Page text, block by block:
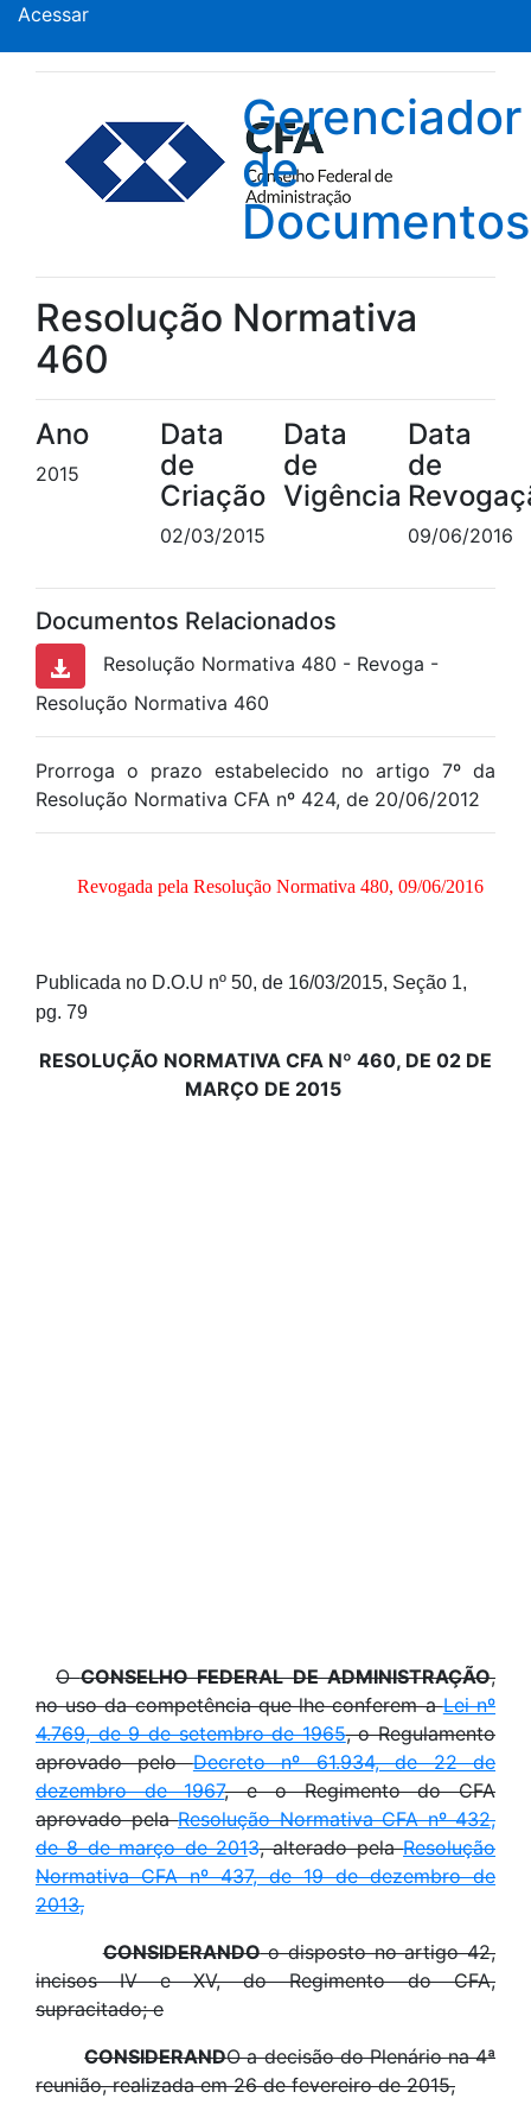
Acessar
Gerenciador
de
Documentos
Resolução Normativa
460
Ano
2015
Data
de
Criação
02/03/2015
Data
de
Vigência
Data
de
09/06/2016
Documentos Relacionados
Resolução Normativa 480 - Revoga -
Resolução Normativa 460
Prorroga o prazo estabelecido no artigo 7º da
Resolução Normativa CFA nº 424, de 20/06/2012
Revogada pela Resolução Normativa 480, 09/06/2016
Publicada no D.O.U nº 50, de 16/03/2015, Seção 1,
pg. 79
RESOLUÇÃO NORMATIVA CFA Nº 460, DE 02 DE
MARÇO DE 2015
OCONSELHO FEDERAL DE ADMINISTRAÇÃO,
no uso da competência que lhe conferem aLei nº
4.769, de 9 de setembro de 1965, o Regulamento
aprovado peloDecreto nº 61.934, de 22 de
dezembro de 1967, e o Regimento do CFA
aprovado pelaResolução Normativa CFA nº 432,
de 8 de março de 2013, alterado pelaResolução
Normativa CFA nº 437, de 19 de dezembro de
2013,
CONSIDERANDOo disposto no artigo 42,
incisos IV e XV, do Regimento do CFA,
supracitado; e
CONSIDERANDO a decisão do Plenário na 4ª
reunião, realizada em 26 de fevereiro de 2015,